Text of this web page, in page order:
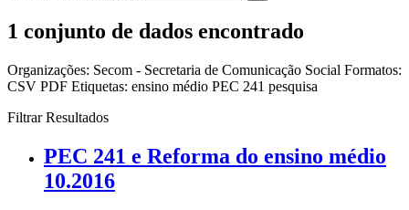
1 conjunto de dados encontrado
Organizações: Secom - Secretaria de Comunicação Social Formatos:
CSV PDF Etiquetas: ensino médio PEC 241 pesquisa
Filtrar Resultados
PEC 241 e Reforma do ensino médio
10.2016